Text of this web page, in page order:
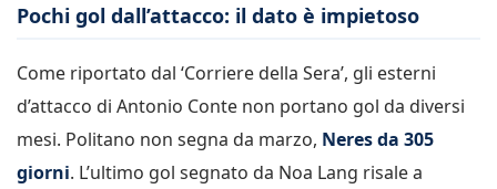
Pochi gol dall’attacco: il dato è impietoso
Come riportato dal ‘Corriere della Sera’, gli esterni
d’attacco di Antonio Conte non portano gol da diversi
mesi. Politano non segna da marzo, Neres da 305
giorni. L’ultimo gol segnato da Noa Lang risale a